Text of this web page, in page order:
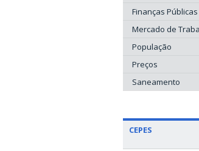
Finanças Públicas
Mercado de
População
Preços
Saneamento
CEPES